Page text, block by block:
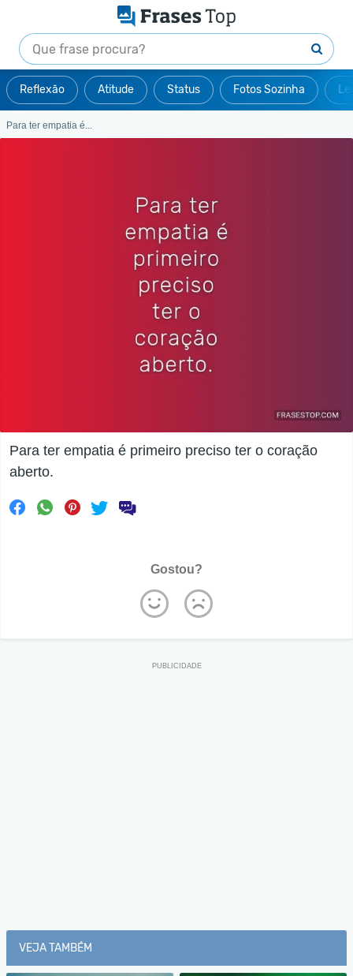
Reflexão Atitude Status Fotos Sozinha
Para ter empatia é...
Para ter empatia é primeiro preciso ter o coração
aberto.
Gostou?
VEJA TAMBÉM